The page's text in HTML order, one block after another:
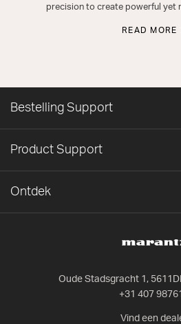
precision to create powerful yet
READ MORE
Oude Stadsgracht 1,
+31 407
Vind een
Bestelling Support
Product Support
Ontdek